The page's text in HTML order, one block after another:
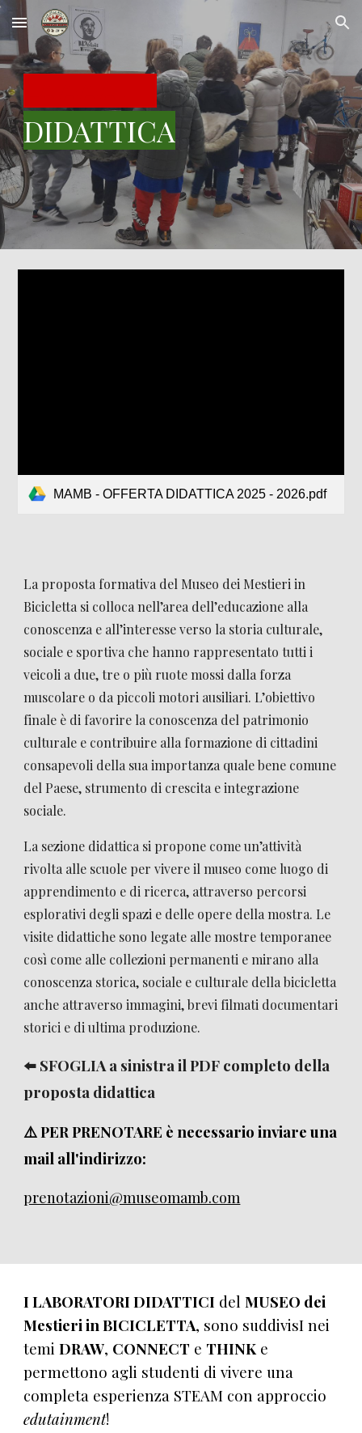
Skip to main content Skip to navigation
LAAAA.
DIDATTICA
MAMB - OFFERTA DIDATTICA 2025 - 2026.pdf
La proposta formativa del Museo dei Mestieri in
Bicicletta si colloca nell’area dell’educazione alla
conoscenza e all’interesse verso la storia culturale,
sociale e sportiva che hanno rappresentato tutti i
veicoli a due, tre o più ruote mossi dalla forza
muscolare o da piccoli motori ausiliari. L’obiettivo
finale è di favorire la conoscenza del patrimonio
culturale e contribuire alla formazione di cittadini
consapevoli della sua importanza quale bene comune
del Paese, strumento di crescita e integrazione
sociale.
La sezione didattica si propone come un’attività
rivolta alle scuole per vivere il museo come luogo di
apprendimento e di ricerca, attraverso percorsi
esplorativi degli spazi e delle opere della mostra. Le
visite didattiche sono legate alle mostre temporanee
così come alle collezioni permanenti e mirano alla
conoscenza storica, sociale e culturale della bicicletta
anche attraverso immagini, brevi filmati documentari
storici e di ultima produzione.
⬅️ SFOGLIA a sinistra il PDF completo della
proposta didattica
⚠️ PERPRENOTARE è necessario inviare una
mail all'indirizzo:
prenotazioni@museomamb.com
I LABORATORI DIDATTICI delMUSEO dei
Mestieri in BICICLETTA, sono suddivisI nei
temiDRAW, CONNECT e THINKe
permettono agli studenti di vivere una
completa esperienza STEAM con approccio
edutainment!